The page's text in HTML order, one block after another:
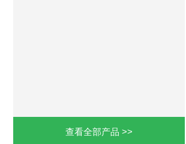
查看全部产品 >>